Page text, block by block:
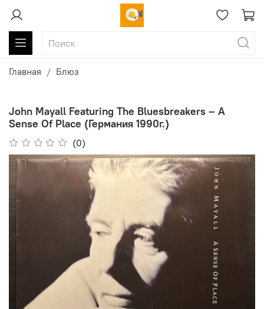
Главная Блюз
John Mayall Featuring The Bluesbreakers ‎– A
Sense Of Place (Германия 1990г.)
(0)